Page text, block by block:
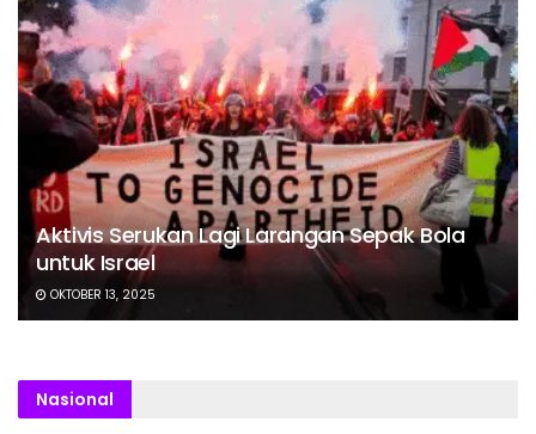
Aktivis Serukan Lagi Larangan Sepak Bola
untuk Israel
OKTOBER 13, 2025
Nasional